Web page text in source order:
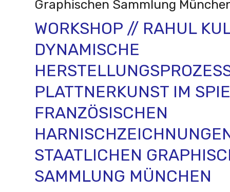
Graphischen Sammlung
WORKSHOP // RAHUL
DYNAMISCHE
PLATTNERKUNST IM
FRANZÖSISCHEN
STAATLICHEN
SAMMLUNG MÜNCHEN